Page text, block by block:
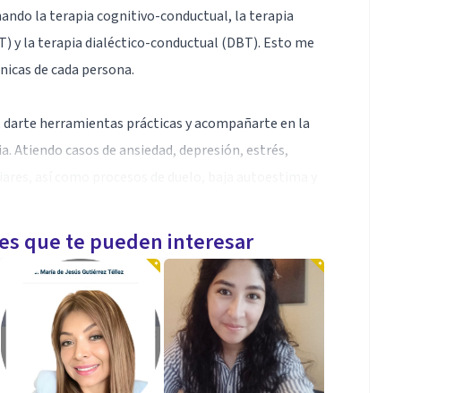
la terapia cognitivo-conductual, la terapia
y la terapia dialéctico-conductual (DBT). Esto me
de cada persona.
herramientas prácticas y acompañarte en la
Atiendo casos de ansiedad, depresión, estrés,
evidencia científica. Para mí es fundamental que la
puedas expresarte sin juicios y avanzar a tu
en la evaluación y tratamiento de dificultades
que te pueden interesar